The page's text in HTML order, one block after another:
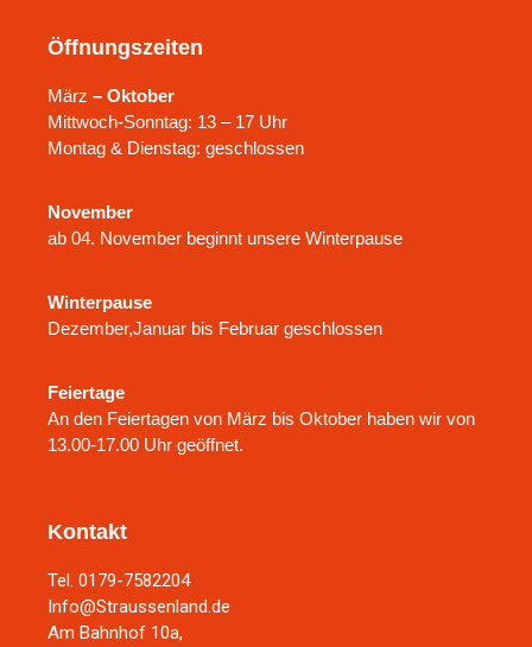
Kontakt
Tel. 0179-7582204
Info@Straussenland.de
Am Bahnhof 10a,
Öffnungszeiten
März – Oktober
Mittwoch-Sonntag: 13 – 17 Uhr
Montag & Dienstag: geschlossen
November
ab 04. November beginnt unsere Winterpause
Winterpause
Dezember,Januar bis Februar geschlossen
Feiertage
An den Feiertagen von März bis Oktober haben wir von
13.00-17.00 Uhr geöffnet.